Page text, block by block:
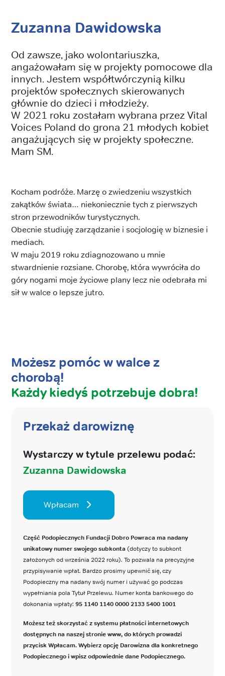
Zuzanna Dawidowska
Od zawsze, jako wolontariuszka,
angażowałam się w projekty pomocowe dla
innych. Jestem współtwórczynią kilku
projektów społecznych skierowanych
głównie do dzieci i młodzieży.
W 2021 roku zostałam wybrana przez Vital
Voices Poland do grona 21 młodych kobiet
angażujących się w projekty społeczne.
Mam SM.
Kocham podróże. Marzę o zwiedzeniu wszystkich
zakątków świata… niekoniecznie tych z pierwszych
stron przewodników turystycznych.
Obecnie studiuję zarządzanie i socjologię w biznesie i
mediach.
W maju 2019 roku zdiagnozowano u mnie
stwardnienie rozsiane. Chorobę, która wywróciła do
góry nogami moje życiowe plany lecz nie odebrała mi
sił w walce o lepsze jutro.
Możesz pomóc w walce z
chorobą!
Każdy kiedyś potrzebuje dobra!
Przekaż darowiznę
Wystarczy w tytule przelewu podać:
Zuzanna Dawidowska
Wpłacam
Część Podopiecznych Fundacji Dobro Powraca ma nadany
unikatowy numer swojego subkonta (dotyczy to subkont
założonych od września 2022 roku). To pozwala na precyzyjne
przypisywanie wpłat. Bardzo prosimy upewnić się, czy
Podopieczny ma nadany swój numer i używać go podczas
wypełniania pola Tytuł Przelewu. Numer konta bankowego do
dokonania wpłaty: 95 1140 1140 0000 2133 5400 1001
Możesz też skorzystać z systemu płatności internetowych
dostępnych na naszej stronie www, do których prowadzi
przycisk Wpłacam. Wybierz opcję Darowizna dla konkretnego
Podopiecznego i wpisz odpowiednie dane Podopiecznego.